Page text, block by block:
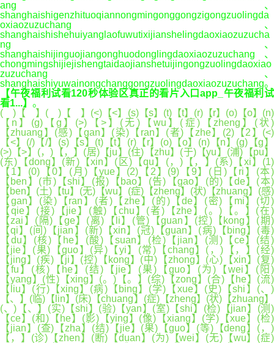
ang、
shanghaishigenzhituoqiannongmingonggongzigongzuolingda
oxiaozuzuchang、
shanghaishishehuiyanglaofuwutixijianshelingdaoxiaozuzucha
ng、
shanghaishijinguojiangonghuodonglingdaoxiaozuzuchang、
chongmingshijiejishengtaidaojianshetuijingongzuolingdaoxiao
zuzuchang、
shanghaishiyuwainongchanggongzuolingdaoxiaozuzuchang。
【午夜福利试看120秒体验区真正的看片入口app_午夜福利试
看1...】 。
( )【 】( )【 】(<)【<】(s)【s】(t)【t】(r)【r】(o)【o】(n)
【n】(g)【g】(>)【>】(无)【wu】(症)【zheng】(状)
【zhuang】(感)【gan】(染)【ran】(者)【zhe】(2)【2】(<)
【<】(/)【/】(s)【s】(t)【t】(r)【r】(o)【o】(n)【n】(g)【g】
(>)【>】(，)【，】(居)【ju】(住)【zhu】(于)【yu】(浦)【pu】
(东)【dong】(新)【xin】(区)【qu】(，)【，】(系)【xi】(1)
【1】(0)【0】(月)【yue】(2)【2】(9)【9】(日)【ri】(本)
【ben】(市)【shi】(报)【bao】(告)【gao】(的)【de】(本)
【ben】(土)【tu】(无)【wu】(症)【zheng】(状)【zhuang】(感)
【gan】(染)【ran】(者)【zhe】(的)【de】(密)【mi】(切)
【qie】(接)【jie】(触)【chu】(者)【zhe】(。)【。】(在)
【zai】(隔)【ge】(离)【li】(管)【guan】(控)【kong】(期)
【qi】(间)【jian】(新)【xin】(冠)【guan】(病)【bing】(毒)
【du】(核)【he】(酸)【suan】(检)【jian】(测)【ce】(结)
【jie】(果)【guo】(异)【yi】(常)【chang】(，)【，】(经)
【jing】(疾)【ji】(控)【kong】(中)【zhong】(心)【xin】(复)
【fu】(核)【he】(结)【jie】(果)【guo】(为)【wei】(阳)
【yang】(性)【xing】(。)【。】(综)【zong】(合)【he】(流)
【liu】(行)【xing】(病)【bing】(学)【xue】(史)【shi】(、)
【、】(临)【lin】(床)【chuang】(症)【zheng】(状)【zhuang】
(、)【、】(实)【shi】(验)【yan】(室)【shi】(检)【jian】(测)
【ce】(和)【he】(影)【ying】(像)【xiang】(学)【xue】(检)
【jian】(查)【zha】(结)【jie】(果)【guo】(等)【deng】(，)
【，】(诊)【zhen】(断)【duan】(为)【wei】(无)【wu】(症)